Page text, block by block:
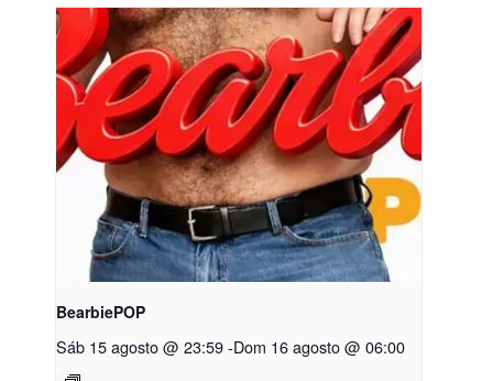
BearbiePOP
Sáb 15 agosto @ 23:59-Dom 16 agosto @ 06:00